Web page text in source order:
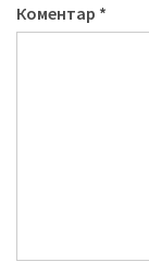
Коментар *